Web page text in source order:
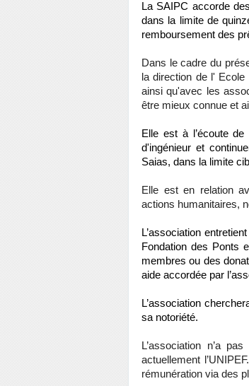
La SAIPC accorde
dans la limite de
remboursement des
Dans le cadre du
la direction de l'
ainsi qu'avec les
être mieux connue et
Elle est à l’écoute
d'ingénieur et
Saias, dans la limite
Elle est en relation
actions humanitaires,
L’association
Fondation des Ponts
membres ou des
aide accordée par
L’association
sa notoriété.
L’association n’a
actuellement
rémunération via des